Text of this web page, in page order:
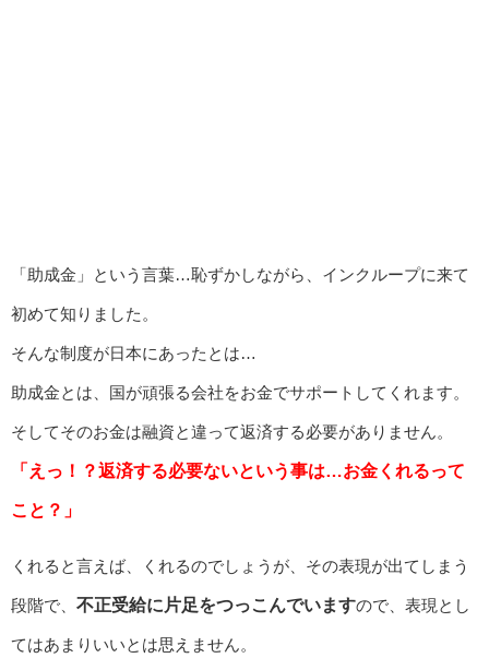
「助成金」という言葉…恥ずかしながら、インクループに来て
初めて知りました。
そんな制度が日本にあったとは…
助成金とは、国が頑張る会社をお金でサポートしてくれます。
そしてそのお金は融資と違って返済する必要がありません。
「えっ！？返済する必要ないという事は…お金くれるって
こと？」
くれると言えば、くれるのでしょうが、その表現が出てしまう
段階で、 不正受給に片足をつっこんでいますので、表現とし
てはあまりいいとは思えません。